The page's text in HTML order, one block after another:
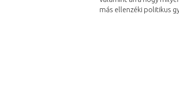
más ellenzéki politikus